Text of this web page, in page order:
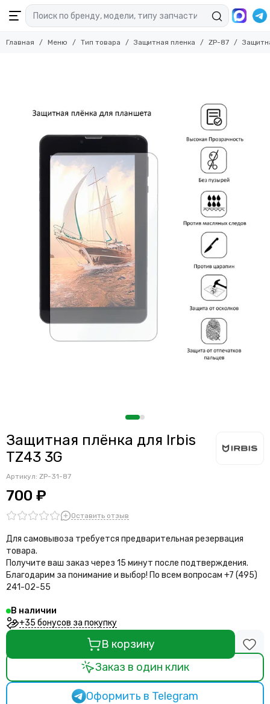
Главная Меню Тип товара Защитная пленка ZP-87
Защитная плёнка для Irbis
TZ43 3G
Артикул: ZP-31-87
700 ₽
Оставить отзыв
Для самовывоза требуется предварительная резервация
товара.
Получите ваш заказ через 15 минут после подтверждения.
Благодарим за понимание и выбор! По всем вопросам +7 (495)
241-02-55
В наличии
+35 бонусов за покупку
В корзину
Заказ в один клик
Оформить в Telegram